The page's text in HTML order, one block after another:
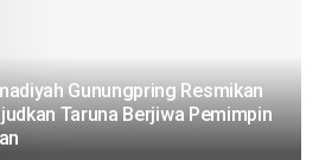
Gunungpring Resmikan
Taruna Berjiwa Pemimpin